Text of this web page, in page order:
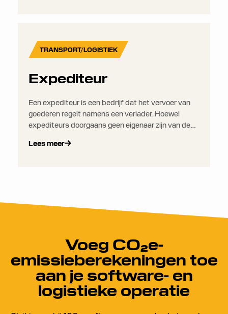
TRANSPORT/LOGISTIEK
Expediteur
Een expediteur is een bedrijf dat het vervoer van
goederen regelt namens een verlader. Hoewel
expediteurs doorgaans geen eigenaar zijn van de
het volledige verzendproces via een wereldwijd
Lees meer
Voeg CO₂e-
emissieberekeningen toe
aan je software- en
logistieke operatie